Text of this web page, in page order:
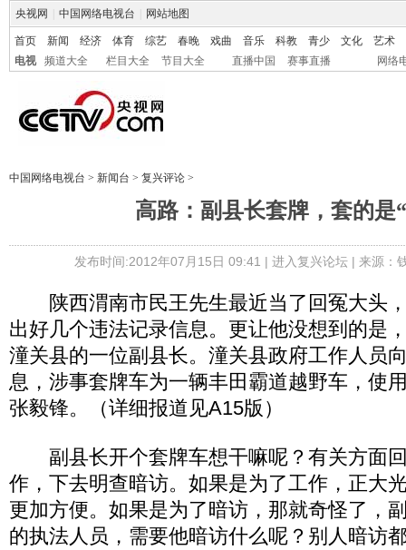
央视网 中国网络电视台 网站地图
首页 新闻 经济 体育 综艺 春晚 戏曲 音乐 科教 青少 文化
艺术
电视
频道大全 栏目大全 节目大全 直播中国 赛事直播 网络
中国网络电视台 > 新闻台 > 复兴评论 >
高路：副县长套牌，套的是
发布时间:2012年07月15日 09:41 | 进入复兴论坛| 来源：
陕西渭南市民王先生最近当了回冤大头
出好几个违法记录信息。更让他没想到的是
潼关县的一位副县长。潼关县政府工作人员
息，涉事套牌车为一辆丰田霸道越野车，使
张毅锋。（详细报道见A15版）
副县长开个套牌车想干嘛呢？有关方面
作，下去明查暗访。如果是为了工作，正大
更加方便。如果是为了暗访，那就奇怪了，
的执法人员，需要他暗访什么呢？别人暗访